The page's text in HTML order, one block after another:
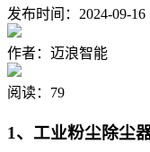
发布时间：2024-09-16
作者：迈浪智能
阅读：79
1、工业粉尘除尘